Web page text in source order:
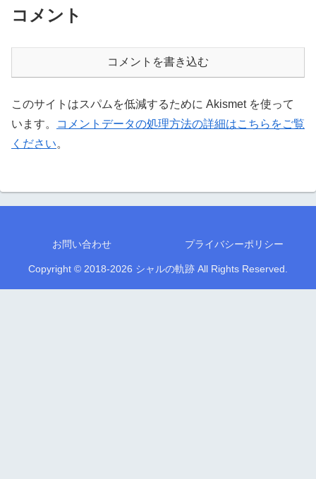
コメント
コメントを書き込む
このサイトはスパムを低減するために Akismet を使って
います。
コメントデータの処理方法の詳細はこちらをご覧
ください。
お問い合わせ プライバシーポリシー
Copyright © 2018-2026 シャルの軌跡 All Rights Reserved.